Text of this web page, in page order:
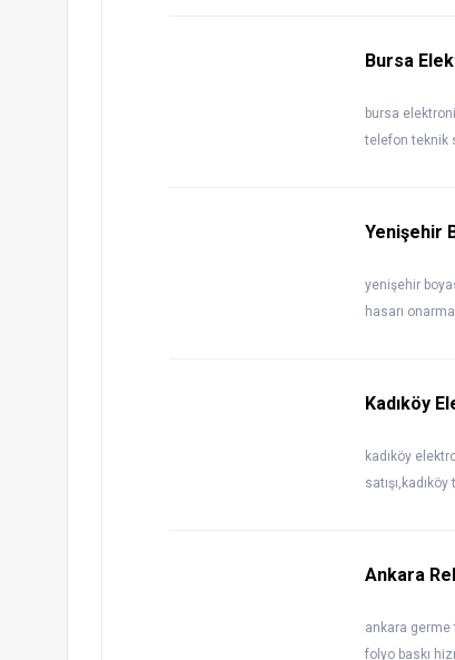
Bursa
bursa
telefon teknik
Yenişehir
yenişehir
hasarı
Kadıköy
kadıköy
Ankara
ankara germe
folyo baskı